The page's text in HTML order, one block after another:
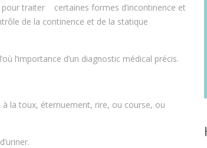
pour traiter certaines formes d’incontinence et
de la continence et de la statique
l’importance d’un diagnostic médical précis.
à la toux, éternuement, rire, ou course, ou